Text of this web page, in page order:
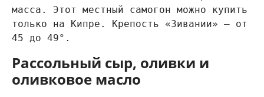
масса. Этот местный самогон можно купить
только на Кипре. Крепость «Зивании» — от
45 до 49°.
Рассольный сыр, оливки и
оливковое масло